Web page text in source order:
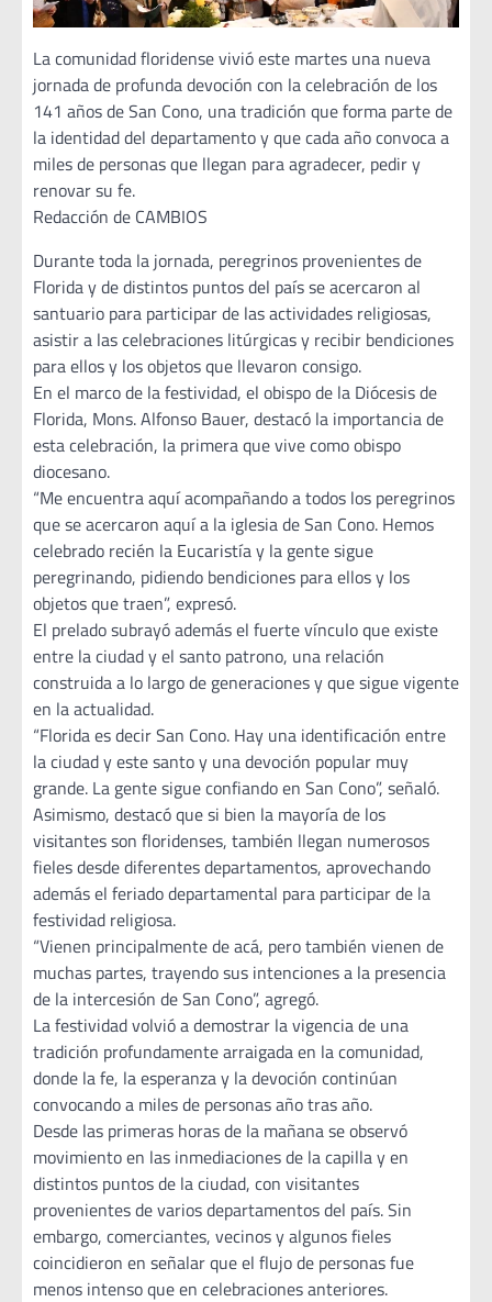
La comunidad floridense vivió este martes una nueva
jornada de profunda devoción con la celebración de los
141 años de San Cono, una tradición que forma parte de
la identidad del departamento y que cada año convoca a
miles de personas que llegan para agradecer, pedir y
renovar su fe.
Redacción de CAMBIOS
Durante toda la jornada, peregrinos provenientes de
Florida y de distintos puntos del país se acercaron al
santuario para participar de las actividades religiosas,
asistir a las celebraciones litúrgicas y recibir bendiciones
para ellos y los objetos que llevaron consigo.
En el marco de la festividad, el obispo de la Diócesis de
Florida, Mons. Alfonso Bauer, destacó la importancia de
esta celebración, la primera que vive como obispo
diocesano.
“Me encuentra aquí acompañando a todos los peregrinos
que se acercaron aquí a la iglesia de San Cono. Hemos
celebrado recién la Eucaristía y la gente sigue
peregrinando, pidiendo bendiciones para ellos y los
objetos que traen”, expresó.
El prelado subrayó además el fuerte vínculo que existe
entre la ciudad y el santo patrono, una relación
construida a lo largo de generaciones y que sigue vigente
en la actualidad.
“Florida es decir San Cono. Hay una identificación entre
la ciudad y este santo y una devoción popular muy
grande. La gente sigue confiando en San Cono”, señaló.
Asimismo, destacó que si bien la mayoría de los
visitantes son floridenses, también llegan numerosos
fieles desde diferentes departamentos, aprovechando
además el feriado departamental para participar de la
festividad religiosa.
“Vienen principalmente de acá, pero también vienen de
muchas partes, trayendo sus intenciones a la presencia
de la intercesión de San Cono”, agregó.
La festividad volvió a demostrar la vigencia de una
tradición profundamente arraigada en la comunidad,
donde la fe, la esperanza y la devoción continúan
convocando a miles de personas año tras año.
Desde las primeras horas de la mañana se observó
movimiento en las inmediaciones de la capilla y en
distintos puntos de la ciudad, con visitantes
provenientes de varios departamentos del país. Sin
embargo, comerciantes, vecinos y algunos fieles
coincidieron en señalar que el flujo de personas fue
menos intenso que en celebraciones anteriores.